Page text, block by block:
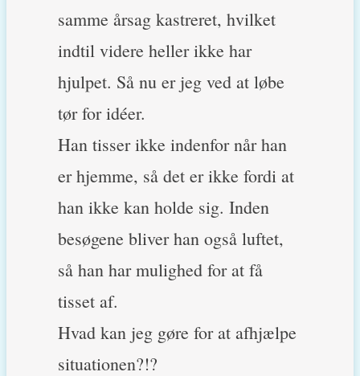
samme årsag kastreret, hvilket
indtil videre heller ikke har
hjulpet. Så nu er jeg ved at løbe
tør for idéer.
Han tisser ikke indenfor når han
er hjemme, så det er ikke fordi at
han ikke kan holde sig. Inden
besøgene bliver han også luftet,
så han har mulighed for at få
tisset af.
Hvad kan jeg gøre for at afhjælpe
situationen?!?